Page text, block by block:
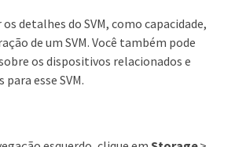
detalhes do SVM, como capacidade,
de um SVM. Você também pode
os dispositivos relacionados e
esse SVM.